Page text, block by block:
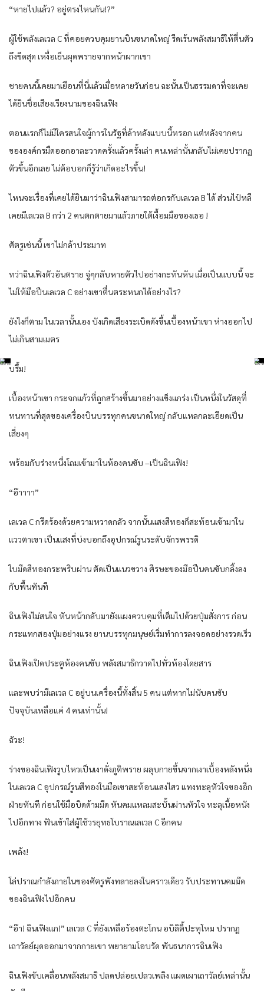
“หายไปแล้ว? อยู่ตรงไหนกัน!?”
ผู้ใช้พลังเลเวล C ที่คอยควบคุมยานบินขนาดใหญ่ รีดเร้นพลังสมาธิให้ตื่นตัว
ถึงขีดสุด เหงื่อเย็นผุดพรายจากหน้าผากเขา
ชายคนนี้เคยมาเยือนที่นี่แล้วเมื่อหลายวันก่อน ฉะนั้นเป็นธรรมดาที่จะเคย
ได้ยินชื่อเสียงเรียงนามของฉินเฟิง
ตอนแรกก็ไม่มีใครสนใจผู้การในรัฐที่ล้าหลังแบบนี้หรอก แต่หลังจากคน
ขององค์กรมืดออกอาละวาดครั้งแล้วครั้งเล่า คนเหล่านั้นกลับไม่เคยปรากฏ
ตัวขึ้นอีกเลย ไม่ต้อบอกก็รู้ว่าเกิดอะไรขึ้น!
ไหนจะเรื่องที่เคยได้ยินมาว่าฉินเฟิงสามารถต่อกรกับเลเวล B ได้ ส่วนไป๋หลี
เคยมีเลเวล B กว่า 2 คนตกตายมาแล้วภายใต้เงื้อมมือของเธอ !
ศัตรูเช่นนี้ เขาไม่กล้าประมาท
ทว่าฉินเฟิงตัวอันตราย จู่ๆกลับหายตัวไปอย่างกะทันหัน เมื่อเป็นแบบนี้ จะ
ไม่ให้มือปืนเลเวล C อย่างเขาตื่นตระหนกได้อย่างไร?
ยังไงก็ตาม ในเวลานั้นเอง บังเกิดเสียงระเบิดดังขึ้นเบื้องหน้าเขา ห่างออกไป
ไม่เกินสามเมตร
บรึ้ม!
เบื้องหน้าเขา กระจกแก้วที่ถูกสร้างขึ้นมาอย่างแข็งแกร่ง เป็นหนึ่งในวัสดุที่
ทนทานที่สุดของเครื่องบินบรรทุกคนขนาดใหญ่ กลับแหลกละเอียดเป็น
เสี่ยงๆ
พร้อมกับร่างหนึ่งโถมเข้ามาในห้องคนขับ –เป็นฉินเฟิง!
“อ๊าาาา”
เลเวล C กรีดร้องด้วยความหวาดกลัว จากนั้นแสงสีทองก็สะท้อนเข้ามาใน
แววตาเขา เป็นแสงที่บ่งบอกถึงอุปกรณ์รูนระดับจักรพรรดิ
ใบมีดสีทองกระพริบผ่าน ตัดเป็นแนวขวาง ศีรษะของมือปืนคนขับกลิ้งลง
กับพื้นทันที
ฉินเฟิงไม่สนใจ หันหน้ากลับมายังแผงควบคุมที่เต็มไปด้วยปุ่มสั่งการ ก่อน
กระแทกสองปุ่มอย่างแรง ยานบรรทุกมนุษย์เริ่มทำการลงจอดอย่างรวดเร็ว
ฉินเฟิงเปิดประตูห้องคนขับ พลังสมาธิกวาดไปทั่วห้องโดยสาร
และพบว่ามีเลเวล C อยู่บนเครื่องนี้ทั้งสิ้น 5 คน แต่หากไม่นับคนขับ
ปัจจุบันเหลือแค่ 4 คนเท่านั้น!
ฉัวะ!
ร่างของฉินเฟิงวูบไหวเป็นเงาดั่งภูติพราย ผลุบกายขึ้นจากเงาเบื้องหลังหนึ่ง
ในเลเวล C อุปกรณ์รูนสีทองในมือเขาสะท้อนแสงไสว แทงทะลุหัวใจของอีก
ฝ่ายทันที ก่อนใช้มือบิดด้ามมีด หันคมแหลมสะบั้นผ่านหัวใจ ทะลุเนื้อหนัง
ไปอีกทาง ฟันเข้าใส่ผู้ใช้วรยุทธโบราณเลเวล C อีกคน
เพล้ง!
โล่ปราณกำลังภายในของศัตรูพังทลายลงในคราวเดียว รับประทานคมมีด
ของฉินเฟิงไปอีกคน
“อ๊า! ฉินเฟิงแก!” เลเวล C ที่ยังเหลือร้องตะโกน อบิลิตี้ปะทุโหม ปรากฏ
เถาวัลย์ผุดออกมาจากกายเขา พยายามโอบรัด พันธนาการฉินเฟิง
ฉินเฟิงขับเคลื่อนพลังสมาธิ ปลดปล่อยเปลวเพลิง แผดเผาเถาวัลย์เหล่านั้น